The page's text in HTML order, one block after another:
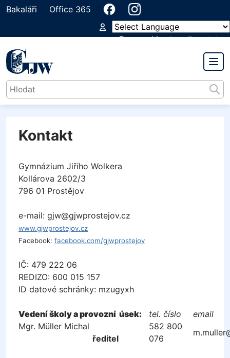
Bakaláři Office 365
Powered by
Translate
Kontakt
Gymnázium Jiřího Wolkera
Kollárova 2602/3
796 01 Prostějov
e-mail: gjw@gjwprostejov.cz
www.gjwprostejov.cz
Facebook: facebook.com/gjwprostejov
IČ: 479 222 06
REDIZO: 600 015 157
ID datové schránky: mzugyxh
Vedení školy a provozní úsek: tel. číslo
email
Mgr. Müller Michal
ředitel
582 800
076